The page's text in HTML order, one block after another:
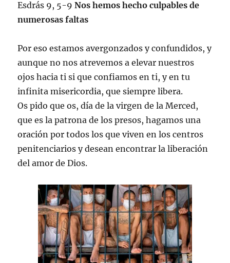
Esdrás 9, 5-9Nos hemos hecho culpables de
numerosas faltas
Por eso estamos avergonzados y confundidos, y
aunque no nos atrevemos a elevar nuestros
ojos hacia ti si que confiamos en ti, y en tu
infinita misericordia, que siempre libera.
Os pido que os, día de la virgen de la Merced,
que es la patrona de los presos, hagamos una
oración por todos los que viven en los centros
penitenciarios y desean encontrar la liberación
del amor de Dios.